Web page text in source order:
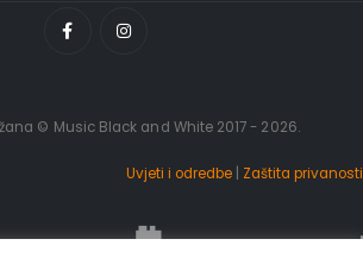
© Music Black and White 2017 - 2026.
Uvjeti i odredbe Zaštita privanosti